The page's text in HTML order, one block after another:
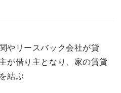
やリースバック会社が貸
が借り主となり、家の賃貸
結ぶ